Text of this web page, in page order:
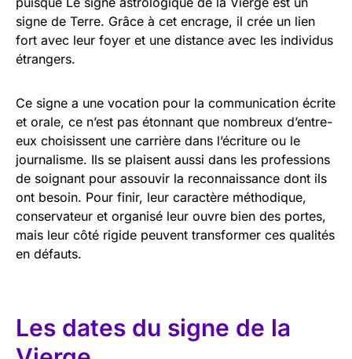
signe de Terre. Grâce à cet encrage, il crée un lien
fort avec leur foyer et une distance avec les individus
étrangers.
Ce signe a une vocation pour la communication écrite
et orale, ce n’est pas étonnant que nombreux d’entre-
eux choisissent une carrière dans l’écriture ou le
journalisme. Ils se plaisent aussi dans les professions
de soignant pour assouvir la reconnaissance dont ils
ont besoin. Pour finir, leur caractère méthodique,
conservateur et organisé leur ouvre bien des portes,
mais leur côté rigide peuvent transformer ces qualités
en défauts.
Les dates du signe de la